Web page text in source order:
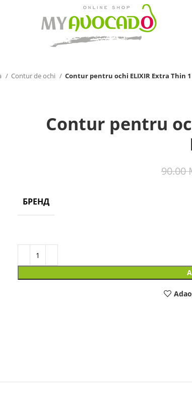
Contur de ochi Contur pentru ochi ELIXIR Extra Thin
Contur pentru
90.00
БРЕНД